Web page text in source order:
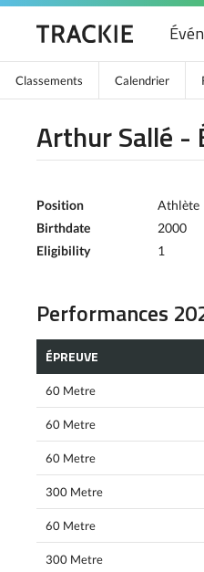
Classements Calendrier
Arthur Sallé -
Position
Athlète
Birthdate
2000
Eligibility
1
Performances
ÉPREUVE
60 Metre
60 Metre
60 Metre
300 Metre
60 Metre
300 Metre